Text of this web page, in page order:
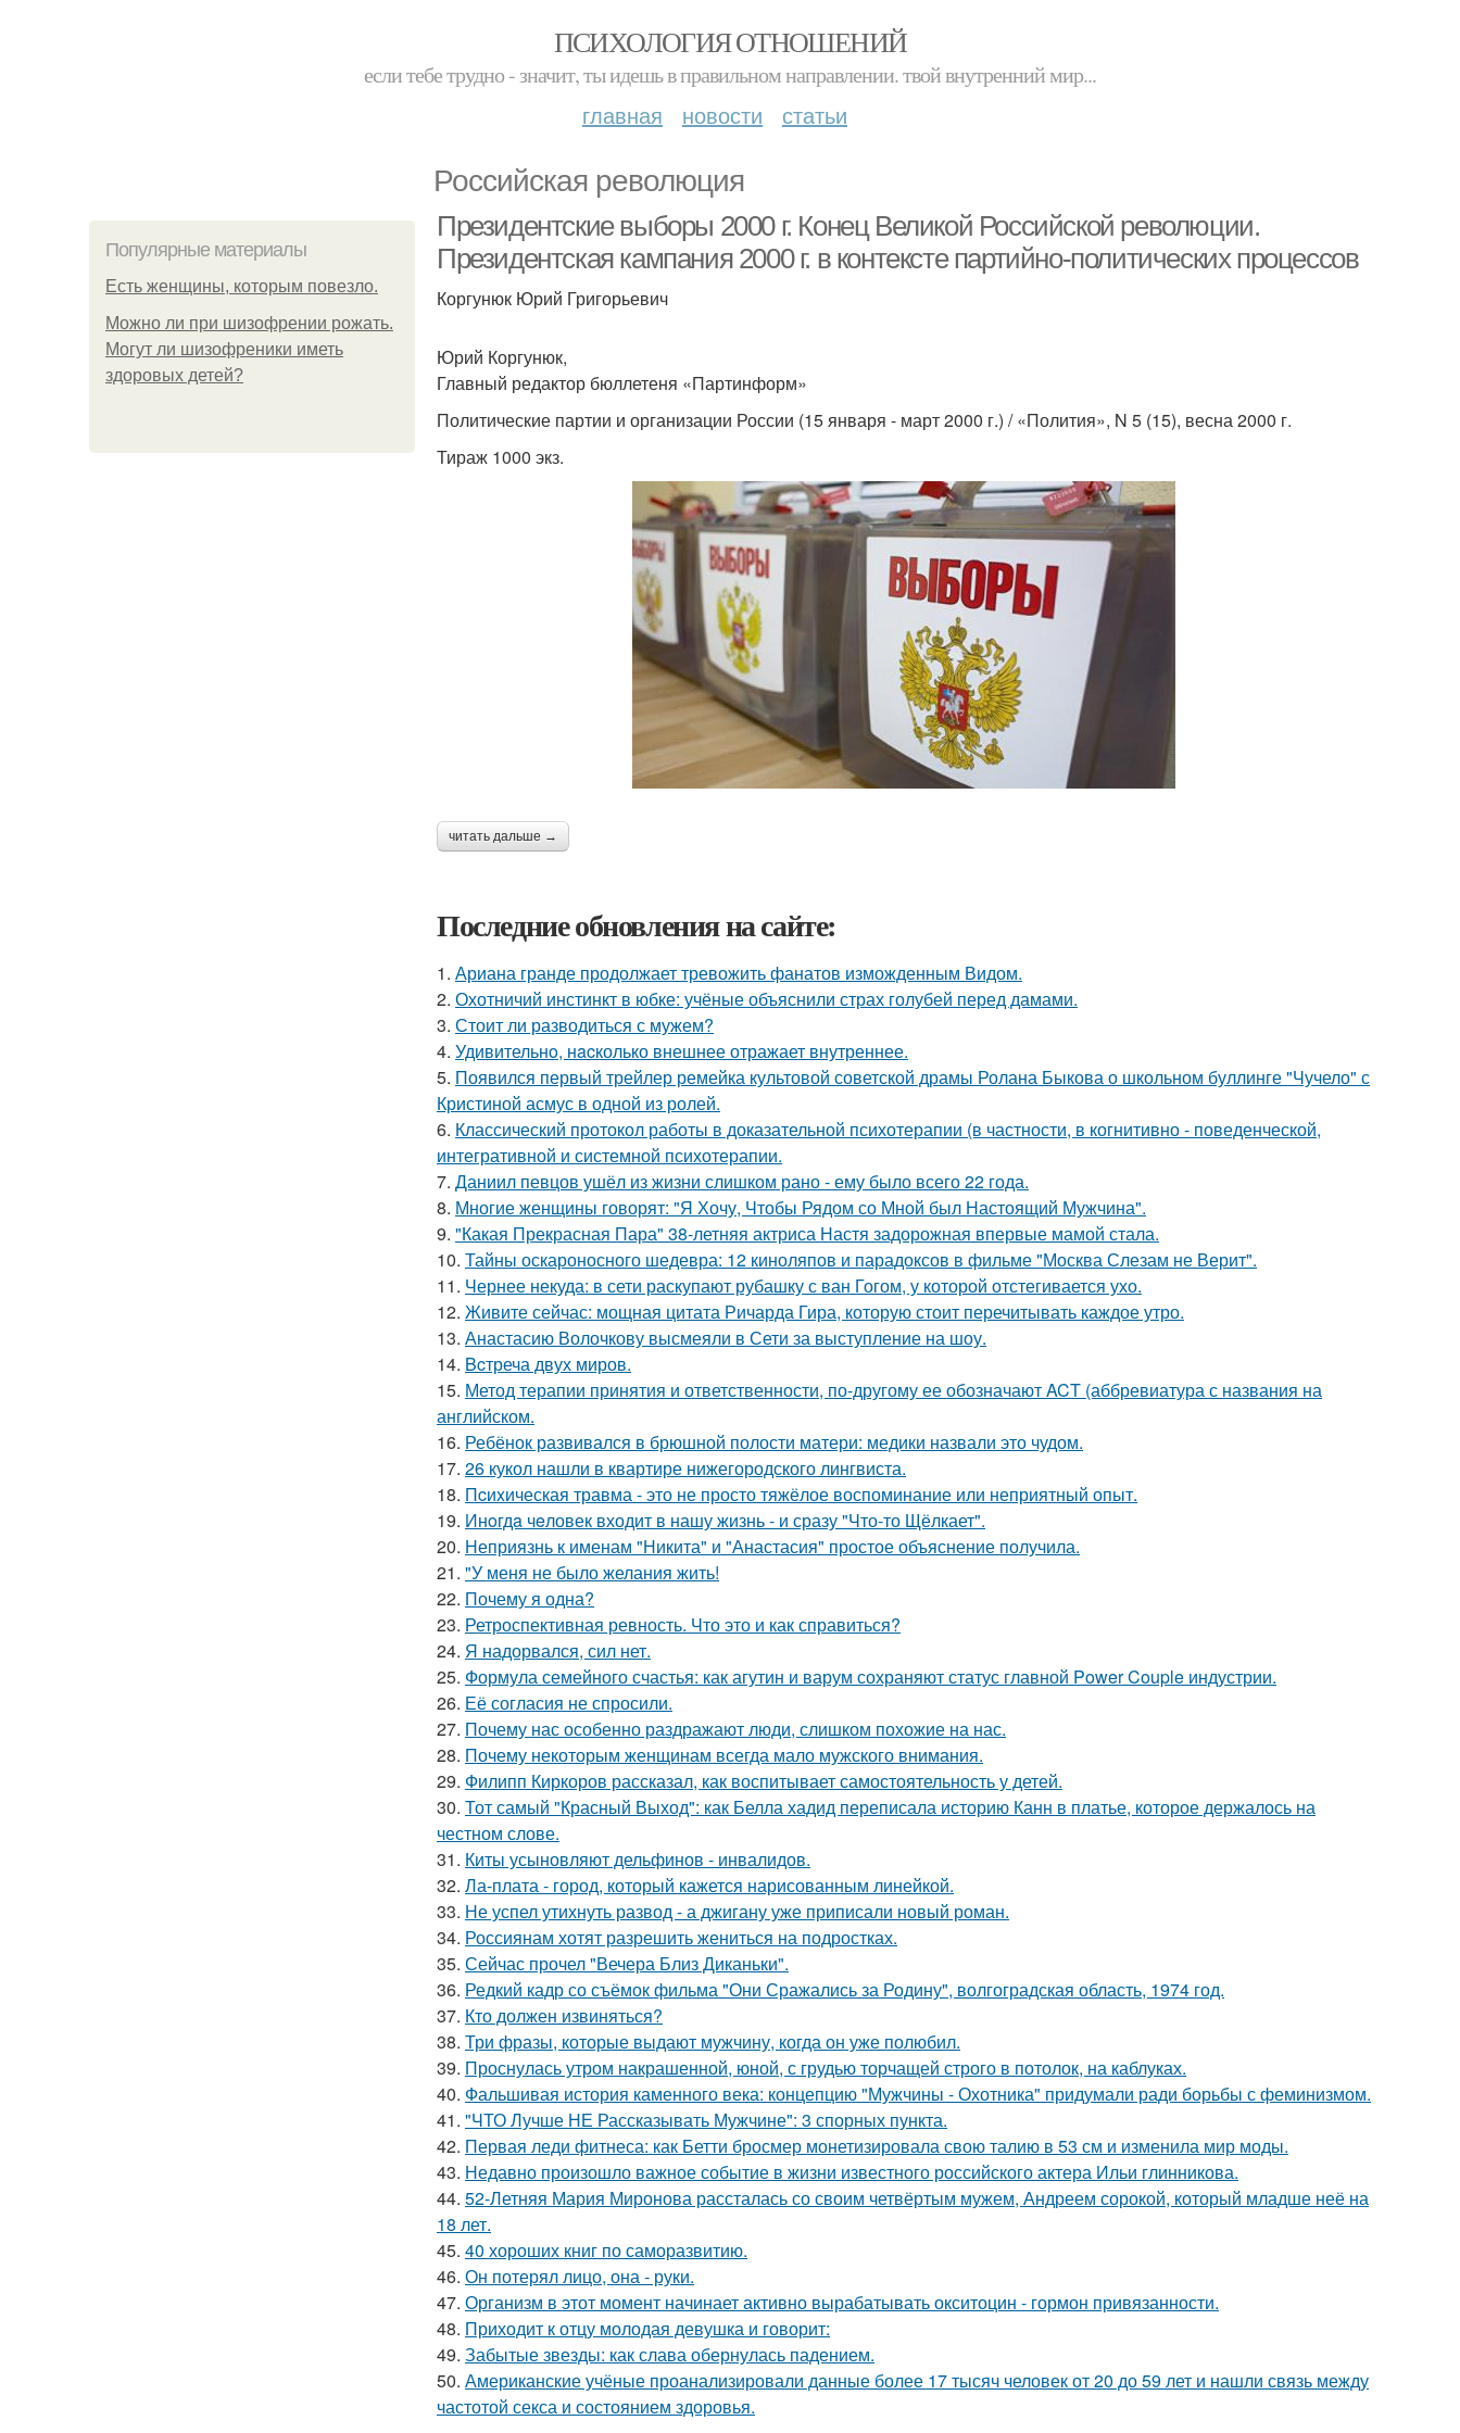
ПСИХОЛОГИЯ ОТНОШЕНИЙ
если тебе трудно - значит, ты идешь в правильном направлении. твой внутренний мир...
главная новости статьи
Российская революция
Популярные материалы
Есть женщины, которым повезло.
Можно ли при шизофрении рожать.
Могут ли шизофреники иметь
здоровых детей?
Президентские выборы 2000 г. Конец Великой Российской революции.
Президентская кампания 2000 г. в контексте партийно-политических процессов
Коргунюк Юрий Григорьевич
Юрий Коргунюк,
Главный редактор бюллетеня «Партинформ»
Политические партии и организации России (15 января - март 2000 г.) / «Полития», N 5 (15), весна 2000 г.
Тираж 1000 экз.
читать дальше →
Последние обновления на сайте:
1. Ариана гранде продолжает тревожить фанатов изможденным Видом.
2. Охотничий инстинкт в юбке: учёные объяснили страх голубей перед дамами.
3. Стоит ли разводиться с мужем?
4. Удивительнo, нacколько внешнее отражает внутреннее.
5. Появился первый трейлер ремейка культовой советской драмы Ролана Быкова о школьном буллинге "Чучело" с
Кристиной асмус в одной из ролей.
6. Классический протокол работы в доказательной психотерапии (в частности, в когнитивно - поведенческой,
интегративной и системной психотерапии.
7. Даниил певцов ушёл из жизни слишком рано - ему было всего 22 года.
8. Многие женщины говорят: "Я Хочу, Чтобы Рядом со Мной был Настоящий Мужчина".
9. "Какая Прекрасная Пара" 38-летняя актриса Настя задорожная впервые мамой стала.
10. Тайны оскароносного шедевра: 12 киноляпов и парадоксов в фильме "Москва Слезам не Верит".
11. Чернее некуда: в сети раскупают рубашку с ван Гогом, у которой отстегивается ухо.
12. Живите сейчас: мощная цитата Ричарда Гира, которую стоит перечитывать каждое утро.
13. Анастасию Волочкову высмеяли в Сети за выступление на шоу.
14. Bcтреча двух миров.
15. Метод терапии принятия и ответственности, по-другому ее обозначают ACT (аббревиатура с названия на
английском.
16. Ребёнок развивался в брюшной полости матери: медики назвали это чудом.
17. 26 кукол нашли в квартире нижегородского лингвиста.
18. Пcиxическая травма - это не просто тяжёлое воспоминание или неприятный опыт.
19. Инoгдa чeловек входит в нашу жизнь - и сразу "Что-то Щёлкает".
20. Неприязнь к именам "Никита" и "Анастасия" простое объяснение получила.
21. "У меня не было желания жить!
22. Почему я одна?
23. Ретроспективная ревность. Что это и как справиться?
24. Я надорвался, сил нет.
25. Формула семейного счастья: как агутин и варум сохраняют статус главной Power Couple индустрии.
26. Её согласия не спросили.
27. Почему нас особенно раздражают люди, слишком похожие на нас.
28. Почему некоторым женщинам всегда мало мужского внимания.
29. Филипп Киркоров рассказал, как воспитывает самостоятельность у детей.
30. Тот самый "Красный Выход": как Белла хадид переписала историю Канн в платье, которое держалось на
честном слове.
31. Киты усыновляют дельфинов - инвалидов.
32. Ла-плата - город, который кажется нарисованным линейкой.
33. Не успел утихнуть развод - а джигану уже приписали новый роман.
34. Россиянам хотят разрешить жениться на подростках.
35. Сейчас прочел "Вечера Близ Диканьки".
36. Редкий кадр со съёмок фильма "Они Сражались за Родину", волгоградская область, 1974 год.
37. Кто должен извиняться?
38. Три фразы, которые выдают мужчину, когда он уже полюбил.
39. Проснулась утром накрашенной, юной, с грудью торчащей строго в потолок, на каблуках.
40. Фальшивая история каменного века: концепцию "Мужчины - Охотника" придумали ради борьбы с феминизмом.
41. "ЧТО Лучше НЕ Рассказывать Мужчине": 3 спорных пункта.
42. Первая леди фитнеса: как Бетти бросмер монетизировала свою талию в 53 см и изменила мир моды.
43. Недавно произошло важное событие в жизни известного российского актера Ильи глинникова.
44. 52-Летняя Мария Миронова рассталась со своим четвёртым мужем, Андреем сорокой, который младше неё на
18 лет.
45. 40 хороших книг по саморазвитию.
46. Он потерял лицо, она - руки.
47. Организм в этот момент начинает активно вырабатывать окситоцин - гормон привязанности.
48. Приходит к отцу молодая девушка и говорит:
49. Забытые звезды: как слава обернулась падением.
50. Американские учёные проанализировали данные более 17 тысяч человек от 20 до 59 лет и нашли связь между
частотой секса и состоянием здоровья.